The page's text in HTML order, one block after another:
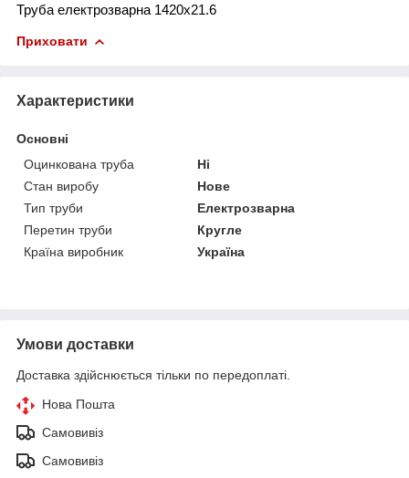
Труба електрозварна 1420x21.6
Приховати
Характеристики
Основні
Оцинкована труба
Ні
Стан виробу
Нове
Тип труби
Електрозварна
Перетин труби
Кругле
Країна виробник
Україна
Умови доставки
Доставка здійснюється тільки по передоплаті.
Нова Пошта
Самовивіз
Самовивіз